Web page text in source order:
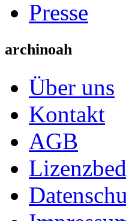
Presse
archinoah
Über uns
Kontakt
AGB